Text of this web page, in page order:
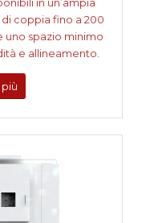
coppia fino a 200
uno spazio minimo
e allineamento.